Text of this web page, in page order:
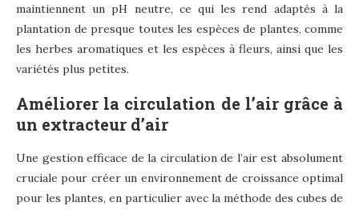
maintiennent un pH neutre, ce qui les rend adaptés à la
plantation de presque toutes les espèces de plantes, comme
les herbes aromatiques et les espèces à fleurs, ainsi que les
variétés plus petites.
Améliorer la circulation de l’air grâce à
un extracteur d’air
Une gestion efficace de la circulation de l’air est absolument
cruciale pour créer un environnement de croissance optimal
pour les plantes, en particulier avec la méthode des cubes de